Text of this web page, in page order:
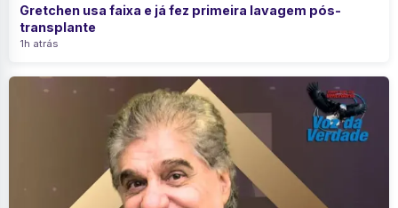
Gretchen usa faixa e já fez primeira lavagem pós-
transplante
1h atrás